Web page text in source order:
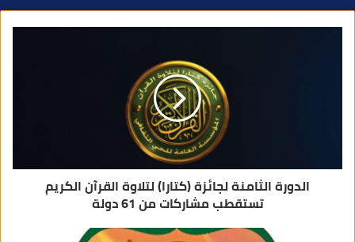
ا
الدورة الثامنة لجائزة (كتارا) لتلاوة القرآن الكريم
تستقطب مشاركات من 61 دولة